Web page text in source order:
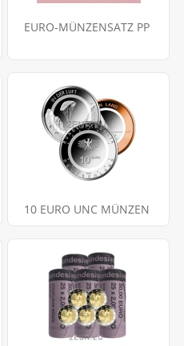
EURO-MÜNZENSATZ PP
10 EURO UNC MÜNZEN